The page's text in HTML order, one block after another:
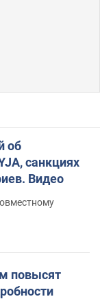
об
санкциях
Видео
повысят